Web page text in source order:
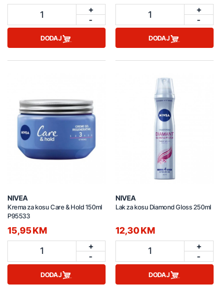
1
+
-
DODAJ
1
+
-
DODAJ
NIVEA
Krema za kosu Care & Hold 150ml
P95533
15,95 KM
1
+
-
DODAJ
NIVEA
Lak za kosu Diamond Gloss 250ml
12,30 KM
1
+
-
DODAJ